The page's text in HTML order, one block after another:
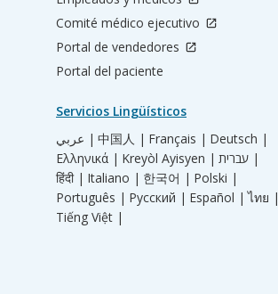
Comité médico ejecutivo
Portal de vendedores
Portal del paciente
Servicios Lingüísticos
عربي | 中国人 | Français | Deutsch |
Ελληνικά | Kreyòl Ayisyen |
עברית |
हिंदी | Italiano | 한국어 | Polski |
Português | Русский | Español | ไทย |
Tiếng Việt |